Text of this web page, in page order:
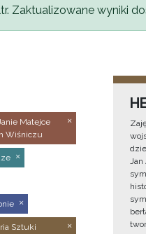
Zaktualizowane wyniki
Matejce
Wiśniczu
Sztuki
Jan